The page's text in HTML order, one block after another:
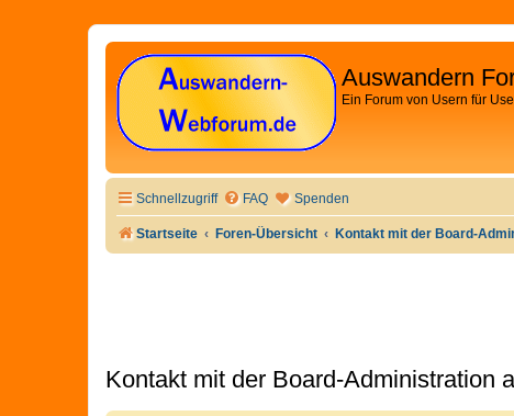
Auswandern
Ein Forum von Usern für
Schnellzugriff FAQ Spenden
Startseite Foren-Übersicht Kontakt mit der Board-
Kontakt mit der Board-Administration